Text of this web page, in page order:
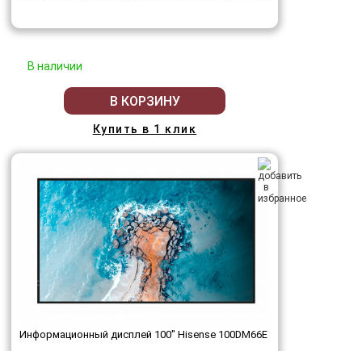
В наличии
В КОРЗИНУ
Купить в 1 клик
Информационный дисплей 100" Hisense 100DM66E